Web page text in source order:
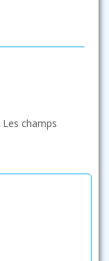
Les champs